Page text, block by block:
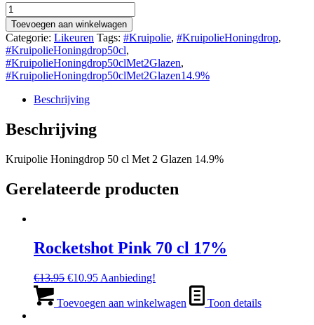
Kruipolie
Honingdrop
50
cl
Met
2
Glazen
14.9%
Toevoegen aan winkelwagen
Categorie: Likeuren Tags: #Kruipolie, #KruipolieHoningdrop,
#KruipolieHoningdrop50cl,
#KruipolieHoningdrop50clMet2Glazen,
#KruipolieHoningdrop50clMet2Glazen14.9%
Beschrijving
Beschrijving
Kruipolie Honingdrop 50 cl Met 2 Glazen 14.9%
Gerelateerde producten
Rocketshot Pink 70 cl 17%
€13.95 Oorspronkelijke
was:
€10.95Huidige
is:
Aanbieding!
Toevoegen aan winkelwagen Toon details